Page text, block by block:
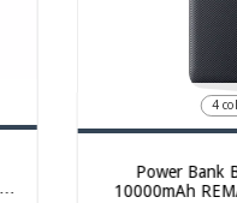
4
Power Bank
10000mAh